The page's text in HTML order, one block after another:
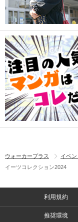
ウォーカープラス イベン
イーツコレクション2024
利用規約
推奨環境